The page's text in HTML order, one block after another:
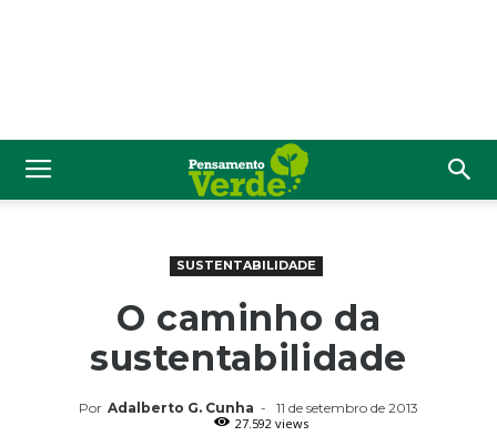
SUSTENTABILIDADE
O caminho da
sustentabilidade
Por Adalberto G. Cunha -
11 de setembro de 2013
27.592 views